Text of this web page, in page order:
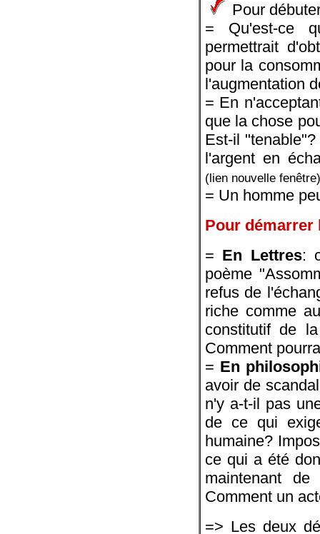
Pour
= Qu'est-ce
permettrait
pour la
l'augmentation
= En
que la chose
Est-il
l'argent en
(lien nouvelle fenêtre)
= Un homme
Pour démarrer
= En Lettres:
poème
refus de
riche comme
constitutif de
Comment
= En
avoir de
n'y a-t-il pas
de ce qui
humaine?
ce qui a été
maintenant
Comment un
=> Les deux